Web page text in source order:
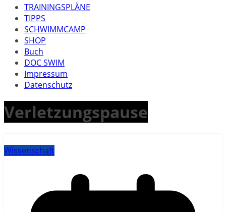
TRAININGSPLÄNE
TIPPS
SCHWIMMCAMP
SHOP
Buch
DOC SWIM
Impressum
Datenschutz
Verletzungspause
Wissenschaft